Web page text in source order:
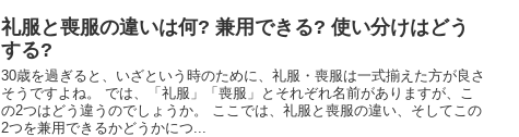
礼服と喪服の違いは何? 兼用できる? 使い分けはどう
する?
30歳を過ぎると、いざという時のために、礼服・喪服は一式揃えた方が良さ
そうですよね。 では、「礼服」「喪服」とそれぞれ名前がありますが、こ
の2つはどう違うのでしょうか。 ここでは、礼服と喪服の違い、そしてこの
2つを兼用できるかどうかにつ...